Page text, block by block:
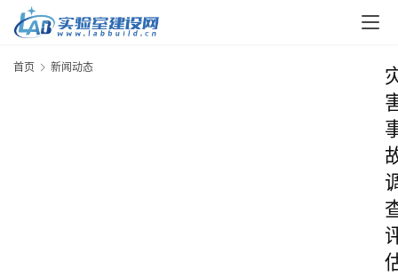
首页 新闻动态